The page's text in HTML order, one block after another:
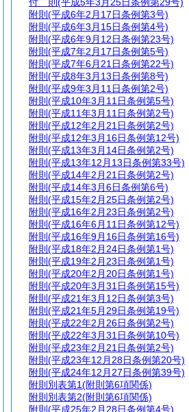
附則 (平成6年2月17日条例第3号)
附則 (平成6年3月15日条例第4号)
附則 (平成6年9月12日条例第23号)
附則 (平成7年2月17日条例第5号)
附則 (平成7年6月21日条例第22号)
附則 (平成8年3月13日条例第8号)
附則 (平成9年3月11日条例第2号)
附則 (平成10年3月11日条例第5号)
附則 (平成11年3月11日条例第2号)
附則 (平成12年2月21日条例第2号)
附則 (平成12年3月16日条例第12号)
附則 (平成13年3月14日条例第2号)
附則 (平成13年12月13日条例第33号)
附則 (平成14年2月21日条例第2号)
附則 (平成14年3月6日条例第6号)
附則 (平成15年2月25日条例第2号)
附則 (平成16年2月23日条例第2号)
附則 (平成16年6月11日条例第12号)
附則 (平成16年9月16日条例第16号)
附則 (平成18年2月24日条例第1号)
附則 (平成19年2月23日条例第1号)
附則 (平成20年2月20日条例第1号)
附則 (平成20年3月31日条例第15号)
附則 (平成21年3月12日条例第3号)
附則 (平成21年5月29日条例第19号)
附則 (平成22年2月26日条例第2号)
附則 (平成22年3月31日条例第10号)
附則 (平成23年2月21日条例第2号)
附則 (平成23年12月28日条例第20号)
附則 (平成24年12月27日条例第39号)
附則別表第1(附則第6項関係)
附則別表第2(附則第6項関係)
附則 (平成25年2月28日条例第4号)